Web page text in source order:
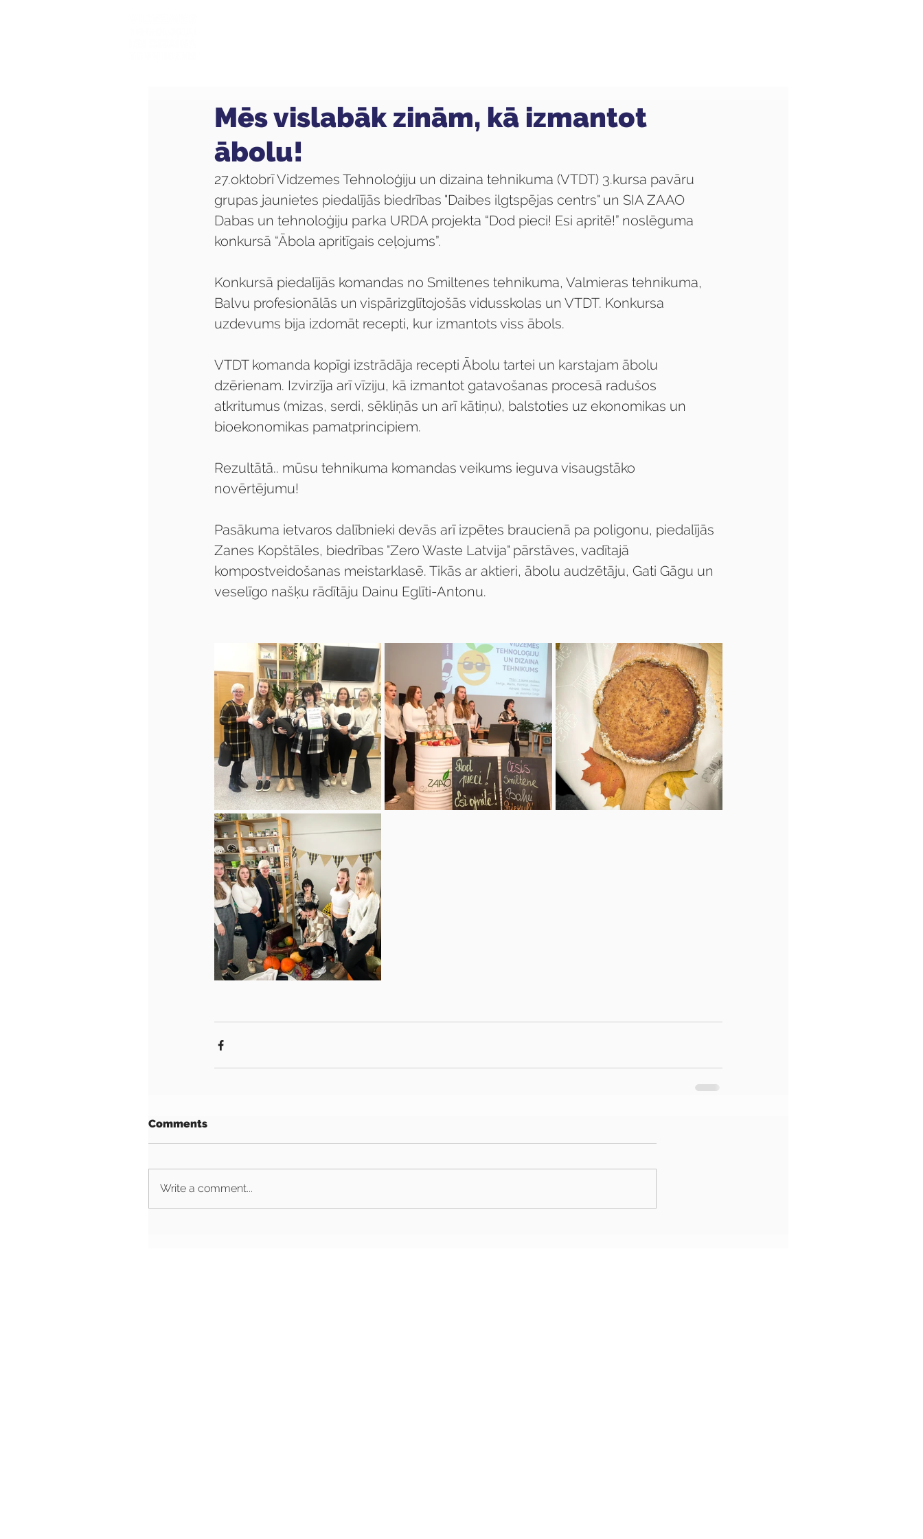
Mēs vislabāk zinām, kā izmantot
ābolu!
27.oktobrī Vidzemes Tehnoloģiju un dizaina tehnikuma (VTDT) 3.kursa pavāru
grupas jaunietes piedalījās biedrības "Daibes ilgtspējas centrs" un SIA ZAAO
Dabas un tehnoloģiju parka URDA projekta “Dod pieci! Esi apritē!” noslēguma
konkursā “Ābola apritīgais ceļojums”.
Konkursā piedalījās komandas no Smiltenes tehnikuma, Valmieras tehnikuma,
Balvu profesionālās un vispārizglītojošās vidusskolas un VTDT. Konkursa
uzdevums bija izdomāt recepti, kur izmantots viss ābols.
VTDT komanda kopīgi izstrādāja recepti Ābolu tartei un karstajam ābolu
dzērienam. Izvirzīja arī vīziju, kā izmantot gatavošanas procesā radušos
atkritumus (mizas, serdi, sēkliņās un arī kātiņu), balstoties uz ekonomikas un
bioekonomikas pamatprincipiem.
Rezultātā.. mūsu tehnikuma komandas veikums ieguva visaugstāko
novērtējumu!
Pasākuma ietvaros dalībnieki devās arī izpētes braucienā pa poligonu, piedalījās
Zanes Kopštāles, biedrības "Zero Waste Latvija" pārstāves, vadītajā
kompostveidošanas meistarklasē. Tikās ar aktieri, ābolu audzētāju, Gati Gāgu un
veselīgo našķu rādītāju Dainu Eglīti-Antonu.
Comments
Write a comment...